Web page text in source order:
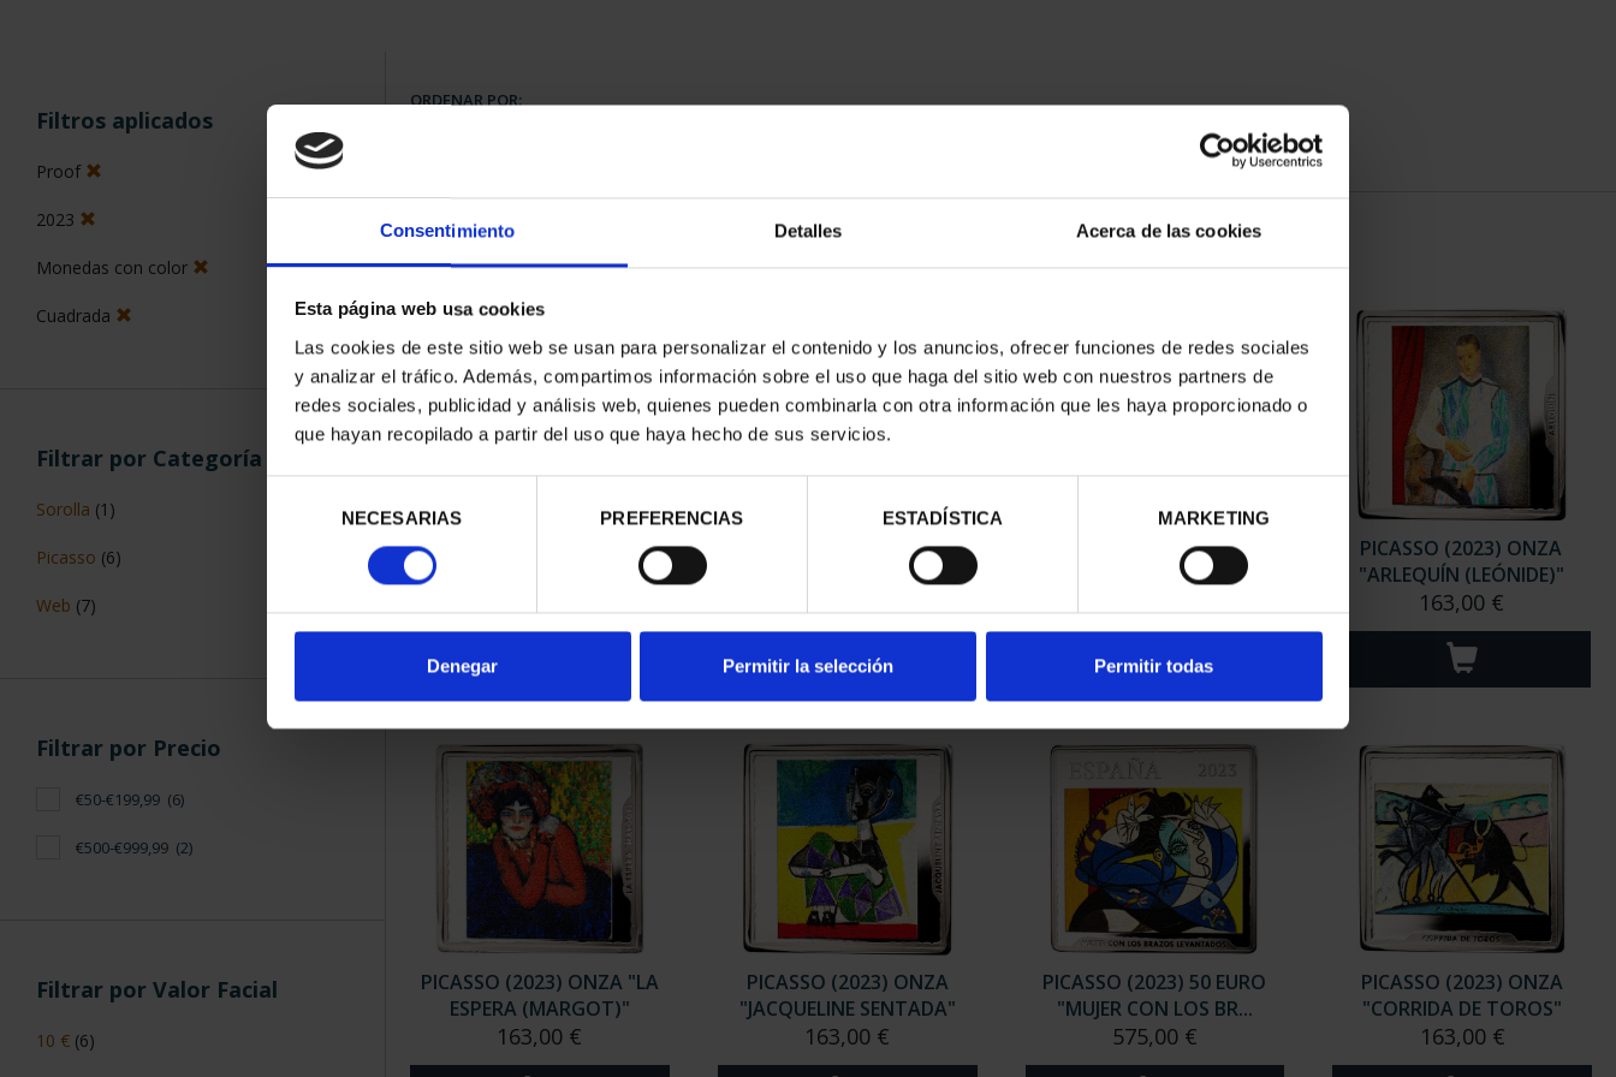
Consentimiento Detalles Acerca de las cookies
Esta página web usa cookies
Las cookies de este sitio web se usan para personalizar el contenido y los anuncios, ofrecer funciones de redes sociales
y analizar el tráfico. Además, compartimos información sobre el uso que haga del sitio web con nuestros partners de
redes sociales, publicidad y análisis web, quienes pueden combinarla con otra información que les haya proporcionado o
que hayan recopilado a partir del uso que haya hecho de sus servicios.
consentimiento
NECESARIAS PREFERENCIAS ESTADÍSTICA MARKETING
Denegar Permitir la selección Permitir todas
Filtros aplicados
Proof
2023
Monedas con color
Cuadrada
Filtrar por Categoría
Sorolla (1)
Picasso (6)
Web (7)
Filtrar por Precio
€50-€199,99 (6)
€500-€999,99 (2)
Filtrar por Valor Facial
10 € (6)
ORDENAR POR:
8 Productos encontrados
CENTENARIO DE SOROLLA
PICASSO (2023) ONZA
"MUJER EN AZUL"
PICASSO (2023) 50 EURO
"ARLEQUÍN CON ESP...
PICASSO (2023) ONZA
"ARLEQUÍN (LEÓNIDE)"
163,00 €
PICASSO (2023) ONZA "LA
ESPERA (MARGOT)"
163,00 €
PICASSO (2023) ONZA
"JACQUELINE SENTADA"
163,00 €
PICASSO (2023) 50 EURO
"MUJER CON LOS BR...
575,00 €
PICASSO (2023) ONZA
"CORRIDA DE TOROS"
163,00 €